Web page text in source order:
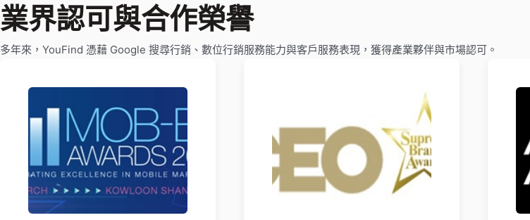
業界認可與合作榮譽
多年來，YouFind 憑藉 Google 搜尋行銷、數位行銷服務能力與客戶服務表現，獲得產業夥伴與市場認可。